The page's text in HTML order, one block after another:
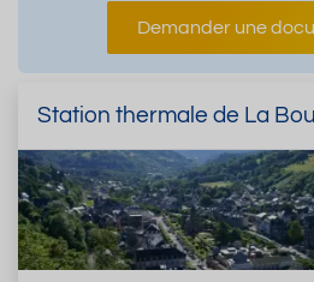
Demander une
Station thermale de La